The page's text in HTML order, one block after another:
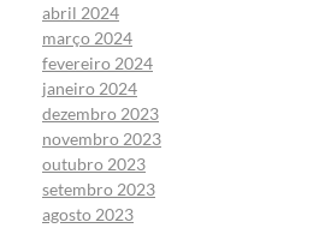
abril 2024
março 2024
fevereiro 2024
janeiro 2024
dezembro 2023
novembro 2023
outubro 2023
setembro 2023
agosto 2023